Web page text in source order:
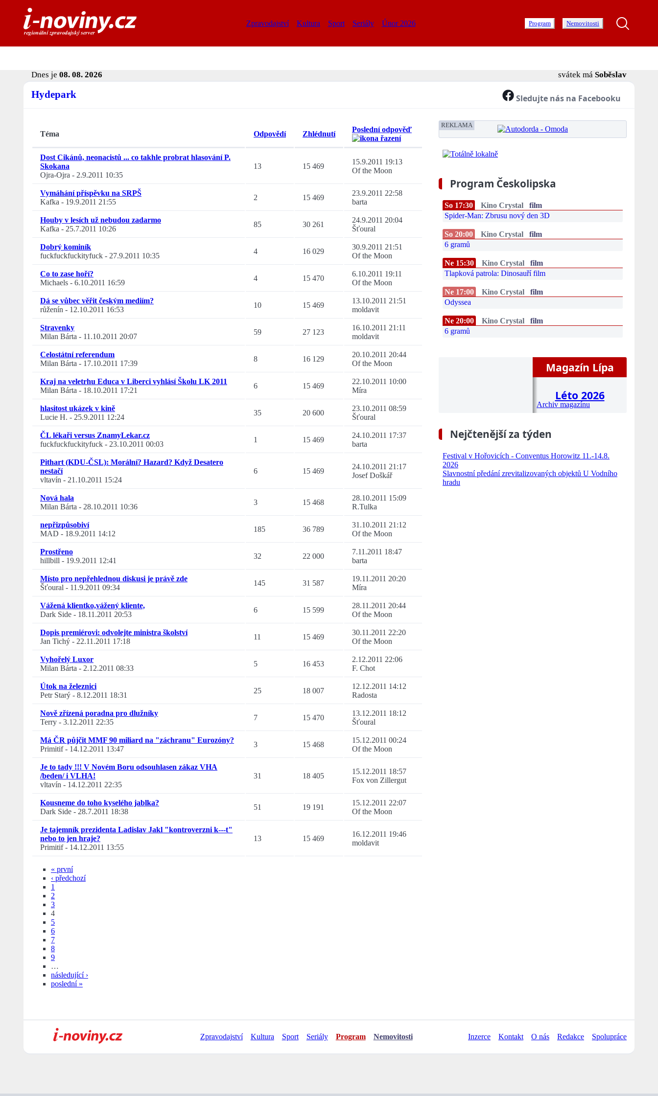
Zpravodajství Kultura Sport Seriály Únor 2026 Program Nemovitosti
Dnes je 08. 08. 2026 svátek má Soběslav
Hydepark Sledujte nás na Facebooku
Téma Odpovědí Zhlédnutí
Poslední odpověď
Dost Cikánů, neonacistů ... co takhle probrat hlasování P.
Skokana
Ojra-Ojra - 2.9.2011 10:35
13 15 469
15.9.2011 19:13
Of the Moon
Vymáhání příspěvku na SRPŠ
Kafka - 19.9.2011 21:55
2 15 469
23.9.2011 22:58
barta
Houby v lesích už nebudou zadarmo
Kafka - 25.7.2011 10:26
85 30 261
24.9.2011 20:04
Šťoural
Dobrý kominík
fuckfuckfuckityfuck - 27.9.2011 10:35
4 16 029
30.9.2011 21:51
Of the Moon
Co to zase hoří?
Michaels - 6.10.2011 16:59
4 15 470
6.10.2011 19:11
Of the Moon
Dá se vůbec věřit českým mediím?
růženín - 12.10.2011 16:53
10 15 469
13.10.2011 21:51
moldavit
Stravenky
Milan Bárta - 11.10.2011 20:07
59 27 123
16.10.2011 21:11
moldavit
Celostátní referendum
Milan Bárta - 17.10.2011 17:39
8 16 129
20.10.2011 20:44
Of the Moon
Kraj na veletrhu Educa v Liberci vyhlásí Školu LK 2011
Milan Bárta - 18.10.2011 17:21
6 15 469
22.10.2011 10:00
Míra
hlasitost ukázek v kině
Lucie H. - 25.9.2011 12:24
35 20 600
23.10.2011 08:59
Šťoural
ČL lékaři versus ZnamyLekar.cz
fuckfuckfuckityfuck - 23.10.2011 00:03
1 15 469
24.10.2011 17:37
barta
Pithart (KDU-ČSL): Morální? Hazard? Když Desatero
nestačí
vltavín - 21.10.2011 15:24
6 15 469
24.10.2011 21:17
Josef Doškář
Nová hala
Milan Bárta - 28.10.2011 10:36
3 15 468
28.10.2011 15:09
R.Tulka
nepřizpůsobiví
MAD - 18.9.2011 14:12
185 36 789
31.10.2011 21:12
Of the Moon
Prostřeno
hillbill - 19.9.2011 12:41
32 22 000
7.11.2011 18:47
barta
Místo pro nepřehlednou diskusi je právě zde
Šťoural - 11.9.2011 09:34
145 31 587
19.11.2011 20:20
Míra
Vážená klientko,vážený kliente,
Dark Side - 18.11.2011 20:53
6 15 599
28.11.2011 20:44
Of the Moon
Dopis premiérovi: odvolejte ministra školství
Jan Tichý - 22.11.2011 17:18
11 15 469
30.11.2011 22:20
Of the Moon
Vyhořelý Luxor
Milan Bárta - 2.12.2011 08:33
5 16 453
2.12.2011 22:06
F. Chot
Útok na železnici
Petr Starý - 8.12.2011 18:31
25 18 007
12.12.2011 14:12
Radosta
Nově zřízená poradna pro dlužníky
Terry - 3.12.2011 22:35
7 15 470
13.12.2011 18:12
Šťoural
Má ČR půjčit MMF 90 miliard na "záchranu" Eurozóny?
Primitif- 14.12.2011 13:47
3 15 468
15.12.2011 00:24
Of the Moon
Je to tady !!! V Novém Boru odsouhlasen zákaz VHA
/beden/ i VLHA!
vltavín - 14.12.2011 22:35
31 18 405
15.12.2011 18:57
Fox von Zillergut
Kousneme do toho kyselého jablka?
Dark Side - 28.7.2011 18:38
51 19 191
15.12.2011 22:07
Of the Moon
Je tajemník prezidenta Ladislav Jakl "kontroverzni k---t"
nebo to jen hraje?
Primitif- 14.12.2011 13:55
13 15 469
16.12.2011 19:46
moldavit
« první
‹ předchozí
1
2
3
4
5
6
7
8
9
…
následující ›
poslední »
REKLAMA
Program Českolipska
So 17:30 Kino Crystal
film
Spider-Man: Zbrusu nový den 3D
So 20:00 Kino Crystal
film
6 gramů
Ne 15:30 Kino Crystal
film
Tlapková patrola: Dinosauří film
Ne 17:00 Kino Crystal
film
Odyssea
Ne 20:00 Kino Crystal
film
6 gramů
Magazín Lípa
Léto 2026
Archiv magazínu
Nejčtenější za týden
Festival v Hořovicích - Conventus Horowitz 11.-14.8.
2026
Slavnostní předání zrevitalizovaných objektů U Vodního
hradu
Zpravodajství Kultura Sport Seriály Program Nemovitosti Inzerce Kontakt O nás Redakce Spolupráce